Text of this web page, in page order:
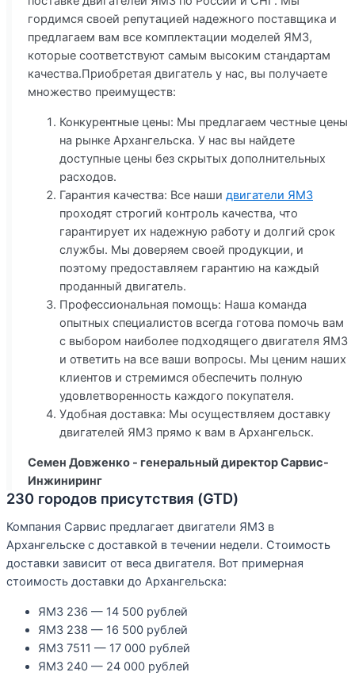
гордимся своей репутацией надежного поставщика и
предлагаем вам все комплектации моделей ЯМЗ,
которые соответствуют самым высоким стандартам
качества.Приобретая двигатель у нас, вы получаете
множество преимуществ:
Конкурентные цены: Мы предлагаем честные цены
на рынке Архангельска. У нас вы найдете
доступные цены без скрытых дополнительных
расходов.
Гарантия качества: Все наши двигатели ЯМЗ
проходят строгий контроль качества, что
гарантирует их надежную работу и долгий срок
службы. Мы доверяем своей продукции, и
поэтому предоставляем гарантию на каждый
проданный двигатель.
Профессиональная помощь: Наша команда
опытных специалистов всегда готова помочь вам
с выбором наиболее подходящего двигателя ЯМЗ
и ответить на все ваши вопросы. Мы ценим наших
клиентов и стремимся обеспечить полную
удовлетворенность каждого покупателя.
Удобная доставка: Мы осуществляем доставку
двигателей ЯМЗ прямо к вам в Архангельск.
Семен Довженко - генеральный директор Сарвис-
Инжиниринг
230 городов присутствия (GTD)
Компания Сарвис предлагает двигатели ЯМЗ в
Архангельске с доставкой в течении недели. Стоимость
доставки зависит от веса двигателя. Вот примерная
стоимость доставки до Архангельска:
ЯМЗ 236 — 14 500 рублей
ЯМЗ 238 — 16 500 рублей
ЯМЗ 7511 — 17 000 рублей
ЯМЗ 240 — 24 000 рублей